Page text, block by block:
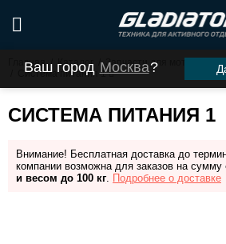
Ваш город Москва?
Главная / Каталог Запчасти для моторов ПЛМ
Система питания 1
СИСТЕМА ПИТАНИЯ 1
Внимание! Бесплатная доставка до
компании возможна для заказов на сумму
и весом до 100 кг. Подробнее о доставке